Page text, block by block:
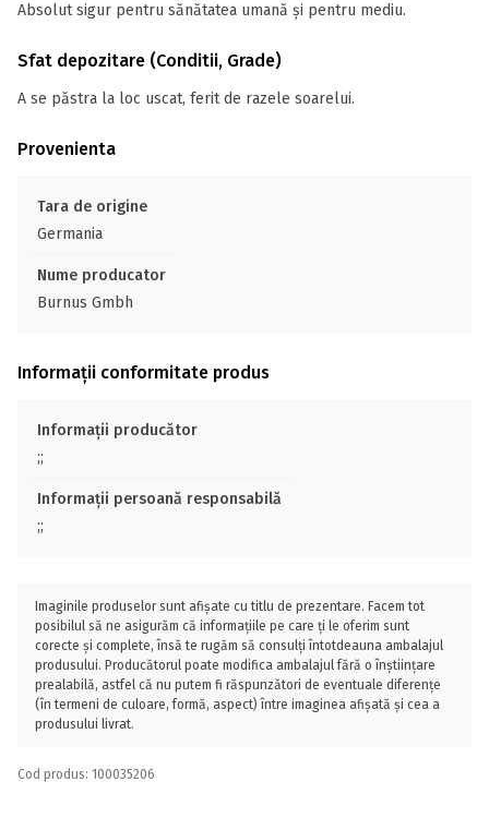
Absolut sigur pentru sănătatea umană și pentru mediu.
Sfat depozitare (Conditii, Grade)
A se păstra la loc uscat, ferit de razele soarelui.
Provenienta
Tara de origine
Germania
Nume producator
Burnus Gmbh
Informații conformitate produs
Informații producător
;;
Informații persoană responsabilă
;;
Imaginile produselor sunt afișate cu titlu de prezentare. Facem tot
posibilul să ne asigurăm că informațiile pe care ți le oferim sunt
corecte și complete, însă te rugăm să consulți întotdeauna ambalajul
produsului. Producătorul poate modifica ambalajul fără o înștiințare
prealabilă, astfel că nu putem fi răspunzători de eventuale diferențe
(în termeni de culoare, formă, aspect) între imaginea afișată și cea a
produsului livrat.
Cod produs: 100035206